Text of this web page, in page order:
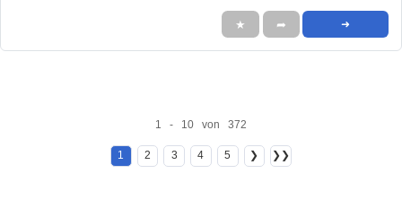
★ ➦ ➜
1 - 10 von 372
1 2 3 4 5 ❯ ❯❯